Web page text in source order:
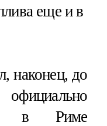
еще и в
наконец, до
в Риме